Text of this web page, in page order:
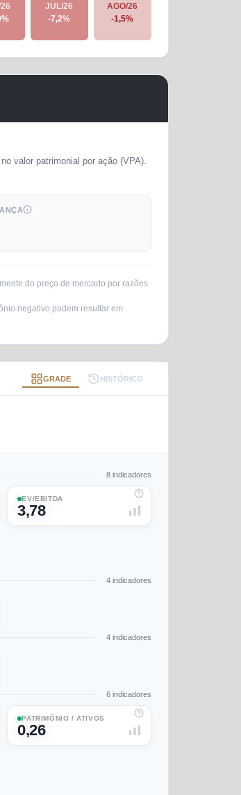
%
JUL/26
-7,2%
AGO/26
-1,5%
valor patrimonial por ação (VPA).
do preço de mercado por razões
negativo podem resultar em
GRADE HISTÓRICO
8 indicadores
EV/EBITDA
3,78
4 indicadores
4 indicadores
6 indicadores
PATRIMÔNIO / ATIVOS
0,26